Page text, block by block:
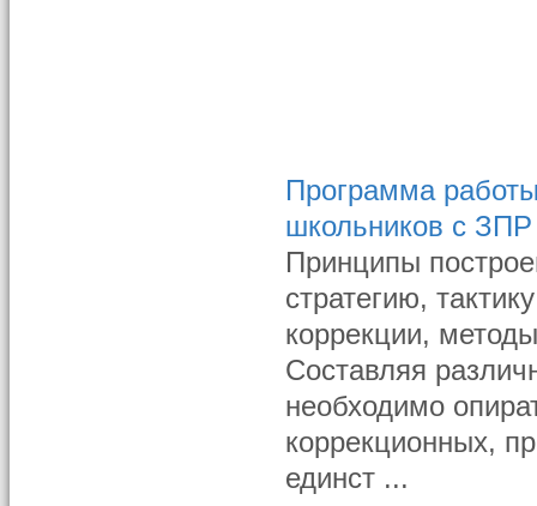
Программа
школьников с ЗПР
Принципы
стратегию,
коррекции,
Составляя
необходимо
коррекционных,
единст ...